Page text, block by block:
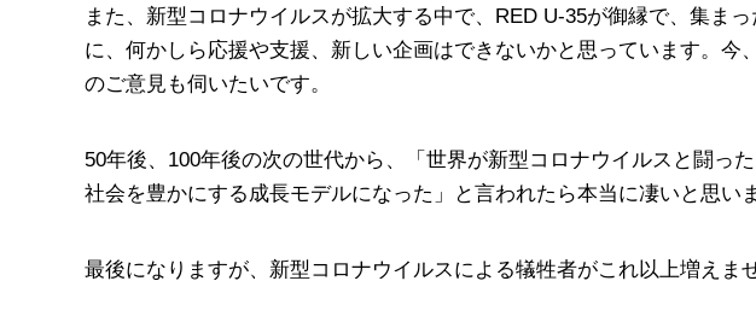
また、新型コロナウイルスが拡大する中で、RED U-35が御縁で、集ま
に、何かしら応援や支援、新しい企画はできないかと思っています。
のご意見も伺いたいです。
50年後、100年後の次の世代から、「世界が新型コロナウイルスと闘っ
社会を豊かにする成長モデルになった」と言われたら本当に凄いと思い
最後になりますが、新型コロナウイルスによる犠牲者がこれ以上増えま